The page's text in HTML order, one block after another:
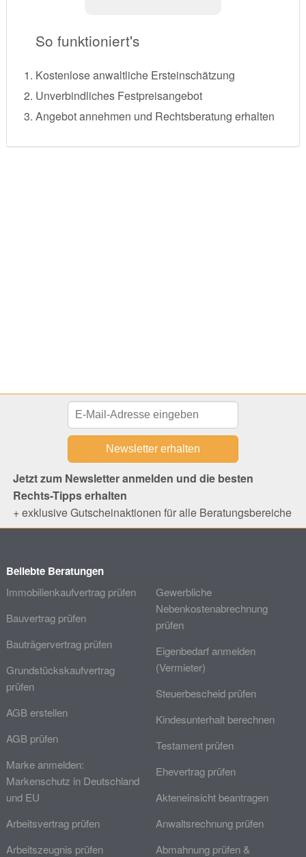
So funktioniert's
Kostenlose anwaltliche Ersteinschätzung
Unverbindliches Festpreisangebot
Angebot annehmen und Rechtsberatung erhalten
Jetzt zum Newsletter anmelden und die besten
Rechts-Tipps erhalten
+ exklusive Gutscheinaktionen für alle Beratungsbereiche
Beliebte Beratungen
Immobilienkaufvertrag prüfen
Bauvertrag prüfen
Bauträgervertrag prüfen
Grundstückskaufvertrag
prüfen
AGB erstellen
AGB prüfen
Marke anmelden:
Markenschutz in Deutschland
und EU
Arbeitsvertrag prüfen
Arbeitszeugnis prüfen
Gewerbliche
Nebenkostenabrechnung
prüfen
Eigenbedarf anmelden
(Vermieter)
Steuerbescheid prüfen
Kindesunterhalt berechnen
Testament prüfen
Ehevertrag prüfen
Akteneinsicht beantragen
Anwaltsrechnung prüfen
Abmahnung prüfen &